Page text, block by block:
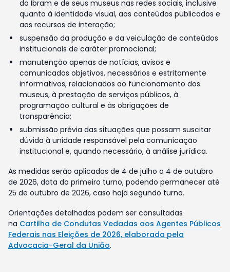
do Ibram e de seus museus nas redes sociais, inclusive
quanto à identidade visual, aos conteúdos publicados e
aos recursos de interação;
suspensão da produção e da veiculação de conteúdos
institucionais de caráter promocional;
manutenção apenas de notícias, avisos e
comunicados objetivos, necessários e estritamente
informativos, relacionados ao funcionamento dos
museus, à prestação de serviços públicos, à
programação cultural e às obrigações de
transparência;
submissão prévia das situações que possam suscitar
dúvida à unidade responsável pela comunicação
institucional e, quando necessário, à análise jurídica.
As medidas serão aplicadas de 4 de julho a 4 de outubro
de 2026, data do primeiro turno, podendo permanecer até
25 de outubro de 2026, caso haja segundo turno.
Orientações detalhadas podem ser consultadas
na Cartilha de Condutas Vedadas aos Agentes Públicos
Federais nas Eleições de 2026, elaborada pela
Advocacia-Geral da União.